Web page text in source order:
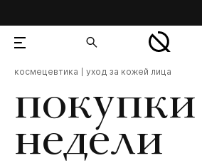
покупки
недели
космецевтика уход за кожей лица